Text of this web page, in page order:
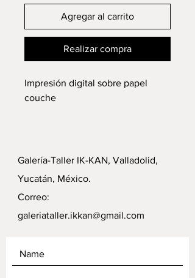
Agregar al carrito
Realizar compra
Impresión digital sobre papel
couche
Galería-Taller IK-KAN, Valladolid,
Yucatán, México.
Correo:
galeriataller.ikkan@gmail.com